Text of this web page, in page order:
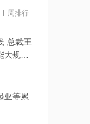
口骤
火警
周排行
总裁王
规模
亚等累